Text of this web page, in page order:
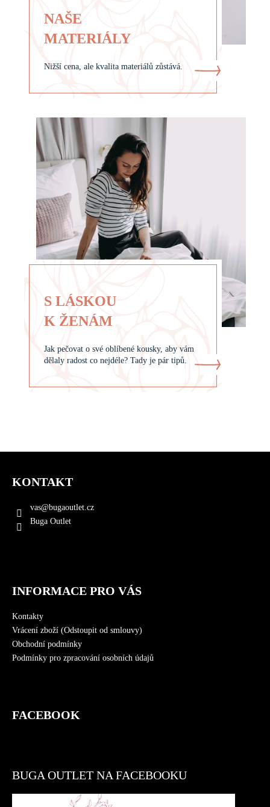
NAŠE
MATERIÁLY
Nižší cena, ale kvalita materiálů zůstává.
S LÁSKOU
K ŽENÁM
Jak pečovat o své oblíbené kousky, aby vám
dělaly radost co nejdéle? Tady je pár tipů.
Z
KONTAKT
vas@bugaoutlet.cz
Buga Outlet
INFORMACE PRO VÁS
Kontakty
Vrácení zboží (Odstoupit od smlouvy)
Obchodní podmínky
Podmínky pro zpracování osobních údajů
FACEBOOK
BUGA OUTLET NA FACEBOOKU